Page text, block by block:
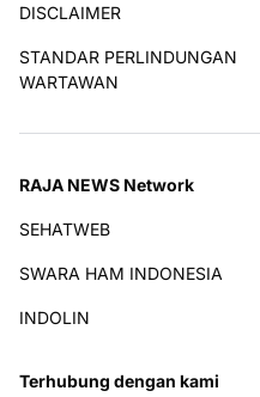
DISCLAIMER
STANDAR PERLINDUNGAN
WARTAWAN
RAJA NEWS Network
SEHATWEB
SWARA HAM INDONESIA
INDOLIN
Terhubung dengan kami